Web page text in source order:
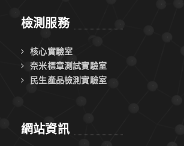
檢測服務
核心實驗室
奈米標章測試實驗室
民生產品檢測實驗室
網站資訊